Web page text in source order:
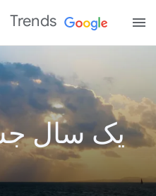
Trends
یک سال